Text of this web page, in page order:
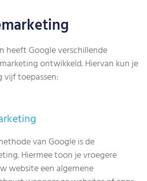
heeft Google verschillende
ontwikkeld. Hiervan kun je
vijf toepassen:
van Google is de
Hiermee toon je vroegere
website een algemene